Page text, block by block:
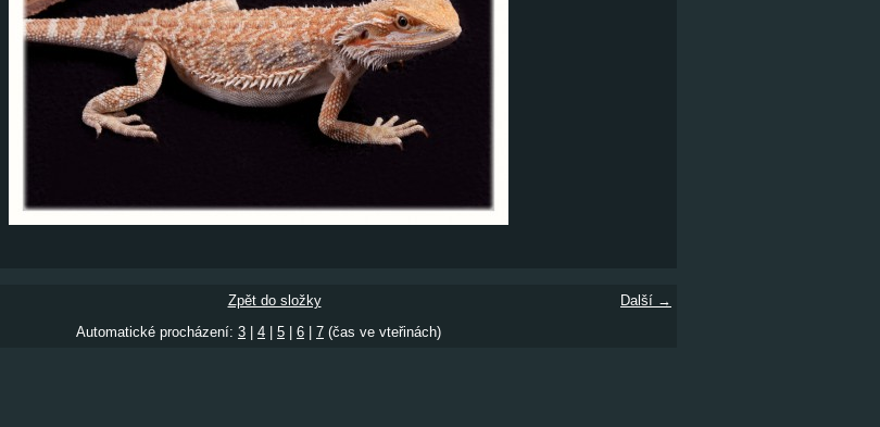
Další →
Zpět do složky
Automatické procházení: 3 4 5 6 7 (čas ve vteřinách)